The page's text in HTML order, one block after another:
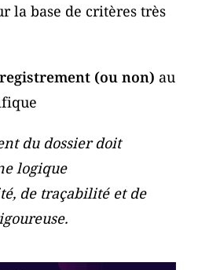
la base de critères très
(ou non) au
du dossier doit
logique
de traçabilité et de